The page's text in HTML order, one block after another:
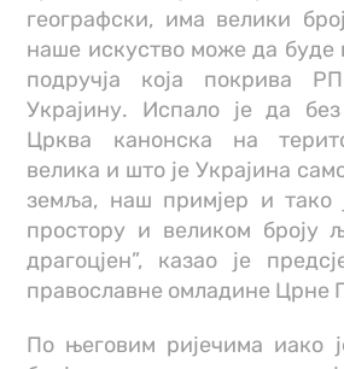
географски, има велики
наше искуство може да буде
подручја која покрива
Украјину. Испало је да
Црква канонска на
велика и што је Украјина
земља, наш примјер и тако
простору и великом броју
драгоцјен”, казао је
православне омладине Црне
По његовим ријечима иако